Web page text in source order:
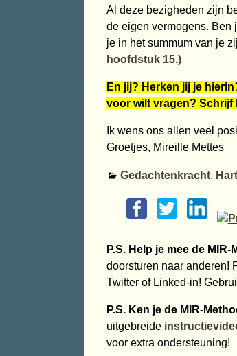
Al deze bezigheden zijn
de eigen vermogens. Ben
je in het summum van je
hoofdstuk 15.)
En jij? Herken jij je
voor wilt vragen? Schrijf
Ik wens ons allen veel
Groetjes, Mireille Mettes
Gedachtenkracht,
P.S. Help je mee de
doorsturen naar anderen!
Twitter of Linked-in!
P.S. Ken je de MIR-
uitgebreide
voor extra ondersteuning!